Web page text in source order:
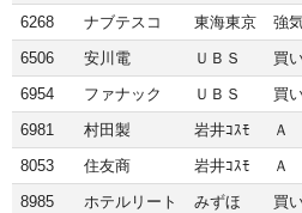
6268
ナブテスコ 東海東京 強
6506
安川電 ＵＢＳ 買
6954
ファナック ＵＢＳ 買
6981
村田製 岩井ｺｽﾓ Ａ
8053
住友商 岩井ｺｽﾓ Ａ
8985
ホテルリート みずほ 買